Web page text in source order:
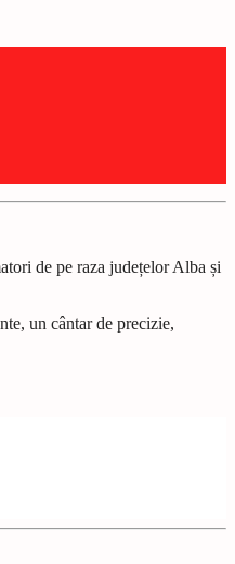
de pe raza județelor Alba și
un cântar de precizie,